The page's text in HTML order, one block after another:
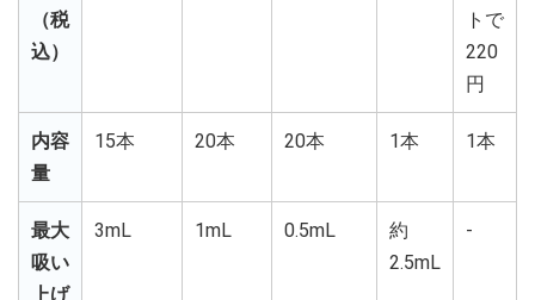
（税
込）
トで
220
円
内容
量
15本 20本 20本 1本 1本
最大
吸い
上げ
3mL 1mL 0.5mL
約
2.5mL
-